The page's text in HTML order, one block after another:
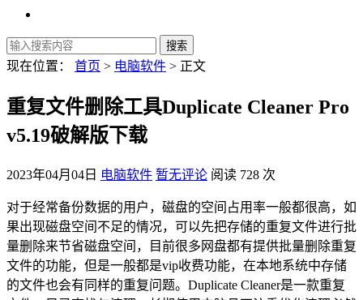
现在位置： 首页 > 电脑软件 > 正文
重复文件删除工具Duplicate Cleaner Pro
v5.19破解版下载
2023年04月04日 电脑软件 暂无评论 阅读 728 次
对于经常备份数据的用户，磁盘的空间占用率一般都很高，如
果出现磁盘空间不足的情况，可以先把存储的重复文件进行批
量删除来节省磁盘空间，目前很多网盘都有提供批量删除重复
文件的功能，但是一般都是vip收费功能，在本地系统中存储
的文件也会有同样的重复问题。Duplicate Cleaner是一款重复